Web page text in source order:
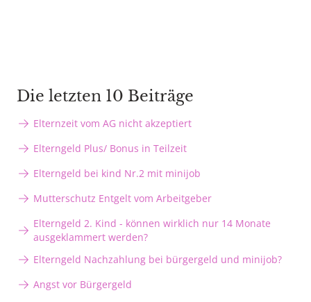
Die letzten 10 Beiträge
Elternzeit vom AG nicht akzeptiert
Elterngeld Plus/ Bonus in Teilzeit
Elterngeld bei kind Nr.2 mit minijob
Mutterschutz Entgelt vom Arbeitgeber
Elterngeld 2. Kind - können wirklich nur 14 Monate
ausgeklammert werden?
Elterngeld Nachzahlung bei bürgergeld und minijob?
Angst vor Bürgergeld